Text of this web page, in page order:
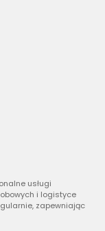
usługi
i logistyce
zapewniając